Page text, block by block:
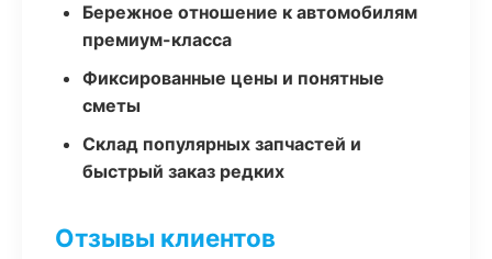
Бережное отношение к автомобилям
премиум-класса
Фиксированные цены и понятные
сметы
Склад популярных запчастей и
быстрый заказ редких
Отзывы клиентов